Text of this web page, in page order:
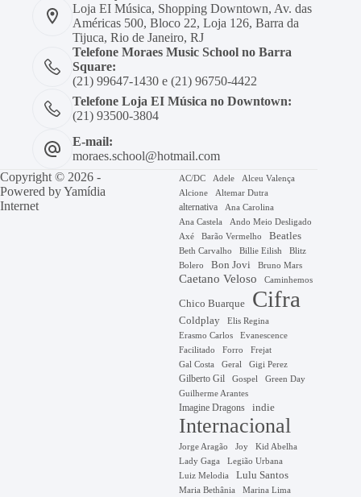
Loja EI Música, Shopping Downtown, Av. das
Américas 500, Bloco 22, Loja 126, Barra da
Tijuca, Rio de Janeiro, RJ
Telefone Moraes Music School no Barra
Square:
(21) 99647-1430 e (21) 96750-4422
Telefone Loja EI Música no Downtown:
(21) 93500-3804
E-mail:
moraes.school@hotmail.com
Copyright © 2026 -
Powered byYamídia
Internet
AC/DC Adele
Alceu Valença
Alcione
Altemar Dutra
alternativa
Ana Carolina
Ana Castela
Ando Meio Desligado
Axé Barão Vermelho Beatles
Beth Carvalho Billie Eilish
Blitz
Bolero
Bon Jovi Bruno Mars
Caetano Veloso Caminhemos
Chico Buarque Cifra
Coldplay
Elis Regina
Erasmo Carlos
Evanescence
Facilitado
Forro Frejat
Gal Costa Geral Gigi Perez
Gilberto Gil Gospel Green Day
Guilherme Arantes
Imagine Dragons indie
Internacional
Jorge Aragão Joy Kid Abelha
Lady Gaga
Legião Urbana
Luiz Melodia
Lulu Santos
Maria Bethânia Marina Lima